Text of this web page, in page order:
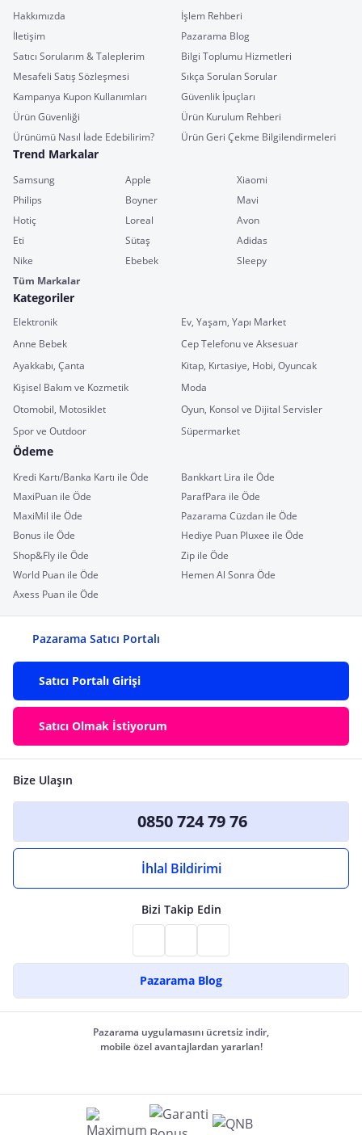
Hakkımızda
İşlem Rehberi
İletişim
Pazarama Blog
Satıcı Sorularım & Taleplerim
Bilgi Toplumu Hizmetleri
Mesafeli Satış Sözleşmesi
Sıkça Sorulan Sorular
Kampanya Kupon Kullanımları
Güvenlik İpuçları
Ürün Güvenliği
Ürün Kurulum Rehberi
Ürünümü Nasıl İade Edebilirim?
Ürün Geri Çekme Bilgilendirmeleri
Trend Markalar
Samsung Apple
Xiaomi
Philips
Boyner
Mavi
Hotiç
Loreal
Avon
Eti
Sütaş
Adidas
Nike
Ebebek
Sleepy
Tüm Markalar
Kategoriler
Elektronik
Ev, Yaşam, Yapı Market
Anne Bebek
Cep Telefonu ve Aksesuar
Ayakkabı, Çanta
Kitap, Kırtasiye, Hobi, Oyuncak
Kişisel Bakım ve Kozmetik
Moda
Otomobil, Motosiklet
Oyun, Konsol ve Dijital Servisler
Spor ve Outdoor
Süpermarket
Ödeme
Kredi Kartı/Banka Kartı ile Öde
Bankkart Lira ile Öde
MaxiPuan ile Öde
ParafPara ile Öde
MaxiMil ile Öde
Pazarama Cüzdan ile Öde
Bonus ile Öde
Hediye Puan Pluxee ile Öde
Shop&Fly ile Öde
Zip ile Öde
World Puan ile Öde
Hemen Al Sonra Öde
Axess Puan ile Öde
Pazarama Satıcı Portalı
Satıcı Portalı Girişi
Satıcı Olmak İstiyorum
Bize Ulaşın
0850 724 79 76
İhlal Bildirimi
Bizi Takip Edin
Pazarama Blog
Pazarama uygulamasını ücretsiz indir,
mobile özel avantajlardan yararlan!